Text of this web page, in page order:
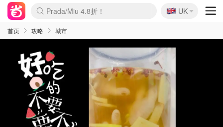
麦卢卡蜂蜜夏促！个位数！
Prada/Miu 4.8折！
啥？必胜客披萨5折！
🇬🇧
UK
首页 攻略 城市